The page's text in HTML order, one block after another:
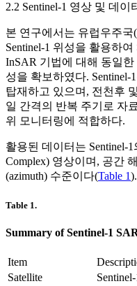
2.2 Sentinel-1 영상 및 데이
본 연구에서는 유럽우주국
Sentinel-1 위성을 활용하
InSAR 기법에 대해 동일
성을 확보하였다. Sentinel-
탑재하고 있으며, 전천후
일 간격의 반복 주기로 자
위 모니터링에 적합하다.
활용된 데이터는 Sentinel-
Complex) 영상이며, 공간
(azimuth) 수준이다(Table 1).
Table 1.
Summary of Sentinel-1
Item
Satellite